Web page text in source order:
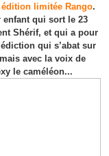
édition limitée Rango.
qui sort le 23
Shérif, et qui a pour
qui s’abat sur
mais avec la voix de
le caméléon...